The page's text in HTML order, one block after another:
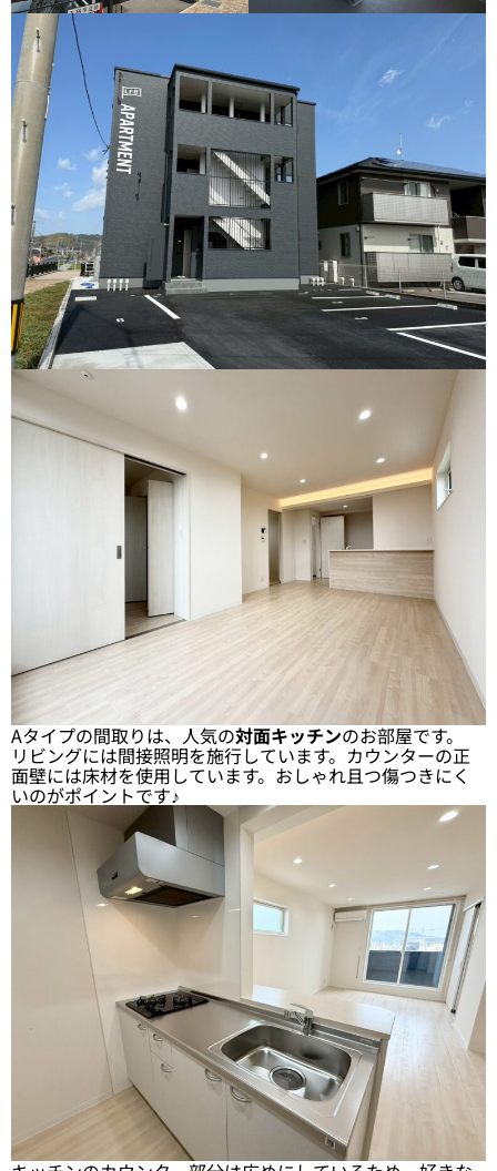
Aタイプの間取りは、人気の対面キッチンのお部屋です。
リビングには間接照明を施行しています。カウンターの正
面壁には床材を使用しています。おしゃれ且つ傷つきにく
いのがポイントです♪